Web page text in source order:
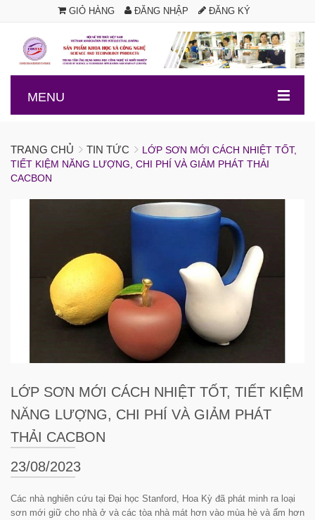
GIỎ HÀNG ĐĂNG NHẬP ĐĂNG KÝ
.
MENU
TRANG CHỦ TIN TỨC
LỚP SƠN MỚI CÁCH NHIỆT TỐT,
TIẾT KIỆM NĂNG LƯỢNG, CHI PHÍ VÀ GIẢM PHÁT THẢI
CACBON
LỚP SƠN MỚI CÁCH NHIỆT TỐT, TIẾT KIỆM
NĂNG LƯỢNG, CHI PHÍ VÀ GIẢM PHÁT
THẢI CACBON
23/08/2023
Các nhà nghiên cứu tại Đại học Stanford, Hoa Kỳ đã phát minh ra loại
sơn mới giữ cho nhà ở và các tòa nhà mát hơn vào mùa hè và ấm hơn